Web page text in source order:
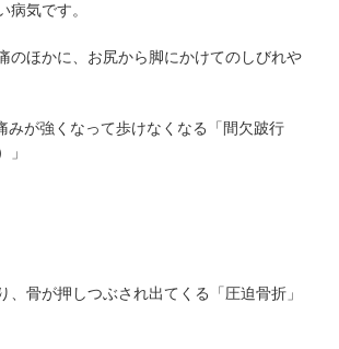
病気です。
のほかに、お尻から脚にかけてのしびれや
みが強くなって歩けなくなる「間欠跛行
」
、骨が押しつぶされ出てくる「圧迫骨折」